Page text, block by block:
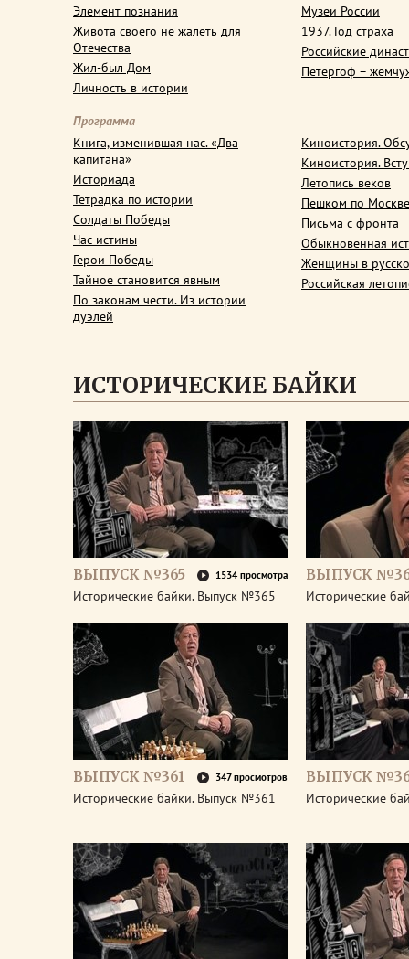
Элемент познания
Живота своего не жалеть для
Отечества
Жил-был Дом
Личность в истории
Музеи России
1937. Год страха
Российские
Петергоф –
Программа
Книга, изменившая нас. «Два
капитана»
Историада
Тетрадка по истории
Солдаты Победы
Час истины
Герои Победы
Тайное становится явным
По законам чести. Из истории
дуэлей
Киноистория.
Киноистория.
Летопись веков
Пешком по Москве
Письма с фронта
Обыкновенная
Женщины в
Российская
ИСТОРИЧЕСКИЕ БАЙКИ
ВЫПУСК №365 1534 просмотра
Исторические байки. Выпуск №365
ВЫПУСК
Исторические
ВЫПУСК №361 347 просмотров
Исторические байки. Выпуск №361
ВЫПУСК
Исторические